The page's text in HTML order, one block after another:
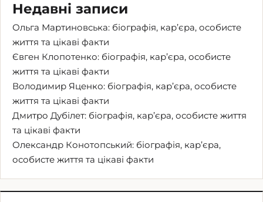
Недавні записи
Ольга Мартиновська: біографія, кар’єра, особисте
життя та цікаві факти
Євген Клопотенко: біографія, кар’єра, особисте
життя та цікаві факти
Володимир Яценко: біографія, кар’єра, особисте
життя та цікаві факти
Дмитро Дубілет: біографія, кар’єра, особисте життя
та цікаві факти
Олександр Конотопський: біографія, кар’єра,
особисте життя та цікаві факти